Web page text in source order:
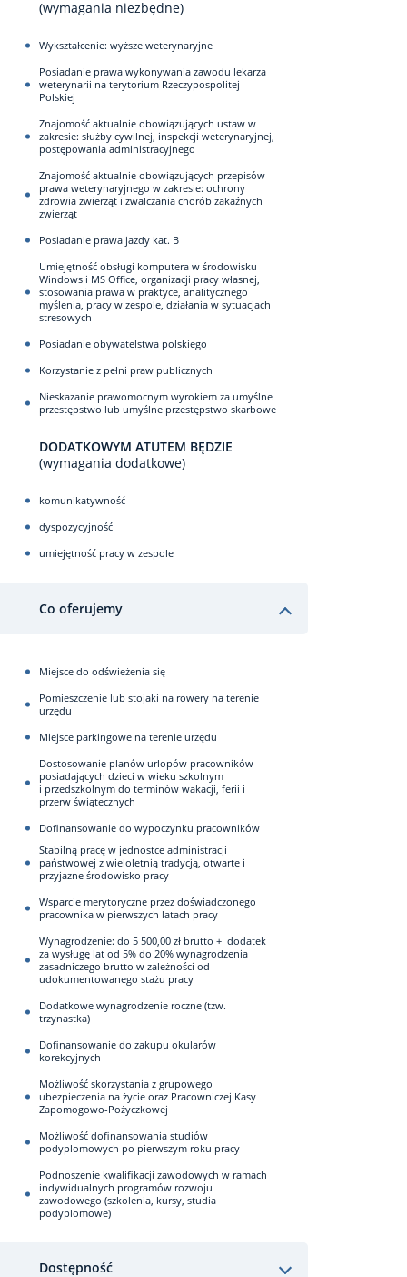
(wymagania niezbędne)
Wykształcenie: wyższe weterynaryjne
Posiadanie prawa wykonywania zawodu lekarza
weterynarii na terytorium Rzeczypospolitej
Polskiej
Znajomość aktualnie obowiązujących ustaw w
zakresie: służby cywilnej, inspekcji weterynaryjnej,
postępowania administracyjnego
Znajomość aktualnie obowiązujących przepisów
prawa weterynaryjnego w zakresie: ochrony
zdrowia zwierząt i zwalczania chorób zakaźnych
zwierząt
Posiadanie prawa jazdy kat. B
Umiejętność obsługi komputera w środowisku
Windows i MS Office, organizacji pracy własnej,
stosowania prawa w praktyce, analitycznego
myślenia, pracy w zespole, działania w sytuacjach
stresowych
Posiadanie obywatelstwa polskiego
Korzystanie z pełni praw publicznych
Nieskazanie prawomocnym wyrokiem za umyślne
przestępstwo lub umyślne przestępstwo skarbowe
DODATKOWYM ATUTEM BĘDZIE
(wymagania dodatkowe)
komunikatywność
dyspozycyjność
umiejętność pracy w zespole
Co oferujemy
Miejsce do odświeżenia się
Pomieszczenie lub stojaki na rowery na terenie
urzędu
Miejsce parkingowe na terenie urzędu
Dostosowanie planów urlopów pracowników
posiadających dzieci w wieku szkolnym
i przedszkolnym do terminów wakacji, ferii i
przerw świątecznych
Dofinansowanie do wypoczynku pracowników
Stabilną pracę w jednostce administracji
państwowej z wieloletnią tradycją, otwarte i
przyjazne środowisko pracy
Wsparcie merytoryczne przez doświadczonego
pracownika w pierwszych latach pracy
Wynagrodzenie: do 5 500,00 zł brutto + dodatek
za wysługę lat od 5% do 20% wynagrodzenia
zasadniczego brutto w zależności od
udokumentowanego stażu pracy
Dodatkowe wynagrodzenie roczne (tzw.
trzynastka)
Dofinansowanie do zakupu okularów
korekcyjnych
Możliwość skorzystania z grupowego
ubezpieczenia na życie oraz Pracowniczej Kasy
Zapomogowo-Pożyczkowej
Możliwość dofinansowania studiów
podyplomowych po pierwszym roku pracy
Podnoszenie kwalifikacji zawodowych w ramach
indywidualnych programów rozwoju
zawodowego (szkolenia, kursy, studia
podyplomowe)
Dostępność